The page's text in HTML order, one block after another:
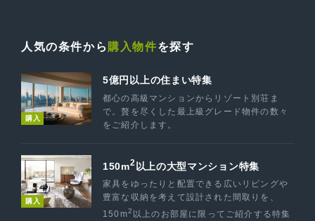
人気の条件から 購入物件を探す
購入
5億円以上の住まい特集
都心の高級マンションからリゾート別荘ま
で。贅を尽くした最上級グレード物件の数々
をご紹介します。
購入
150m2 以上の大型マンション特集
家具をゆったりと配置できる広いリビングや
豊富な収納を考えて設計された間取りを、
150m2 以上のお部屋に限ってご紹介する特集